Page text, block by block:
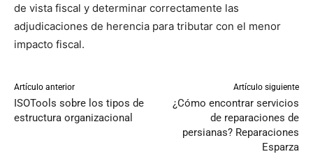
de vista fiscal y determinar correctamente las
adjudicaciones de herencia para tributar con el menor
impacto fiscal.
Artículo anterior
ISOTools sobre los tipos de
estructura organizacional
Artículo siguiente
¿Cómo encontrar servicios
de reparaciones de
persianas? Reparaciones
Esparza